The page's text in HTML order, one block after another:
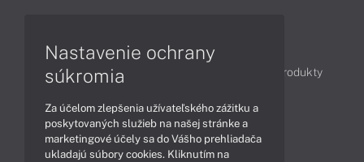
Články
Obchodné informácie
Produkty
Obsah
Nastavenie ochrany
súkromia
Za účelom zlepšenia užívateľského zážitku a
poskytovaných služieb na našej stránke a
marketingové účely sa do Vášho prehliadača
ukladajú súbory cookies. Kliknutím na